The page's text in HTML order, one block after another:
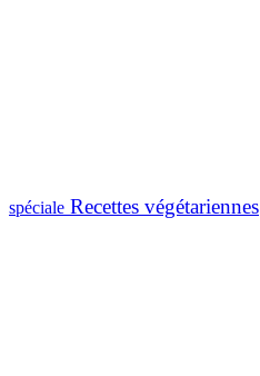
spéciale Recettes végétariennes